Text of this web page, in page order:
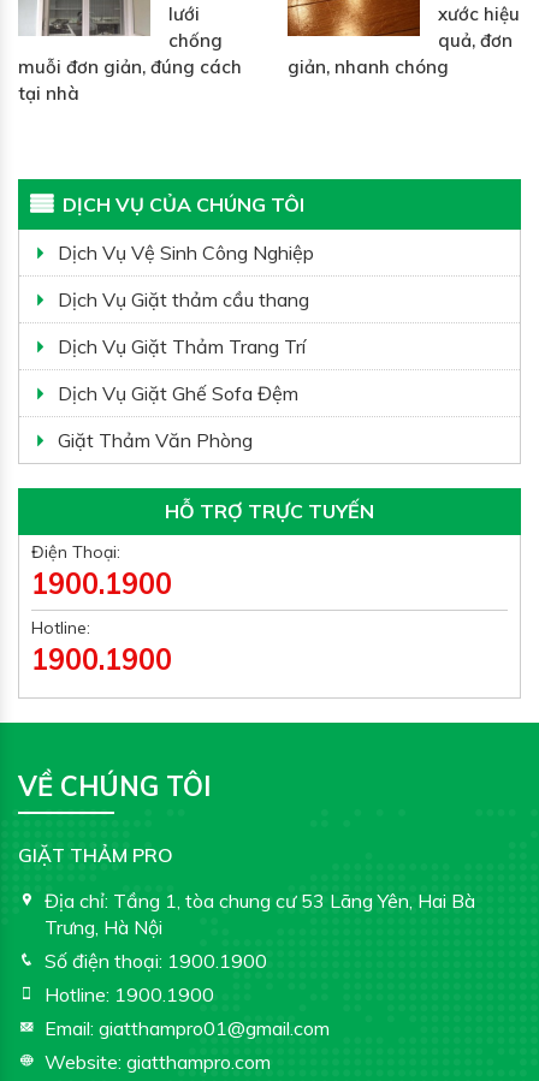
lưới
chống
muỗi đơn giản, đúng cách
tại nhà
xước hiệu
quả, đơn
giản, nhanh chóng
DỊCH VỤ CỦA CHÚNG TÔI
Dịch Vụ Vệ Sinh Công Nghiệp
Dịch Vụ Giặt thảm cầu thang
Dịch Vụ Giặt Thảm Trang Trí
Dịch Vụ Giặt Ghế Sofa Đệm
Giặt Thảm Văn Phòng
HỖ TRỢ TRỰC TUYẾN
Điện Thoại:
1900.1900
Hotline:
1900.1900
VỀ CHÚNG TÔI
GIẶT THẢM PRO
Địa chỉ: Tầng 1, tòa chung cư 53 Lãng Yên, Hai Bà
Trưng, Hà Nội
Số điện thoại: 1900.1900
Hotline: 1900.1900
Email: giatthampro01@gmail.com
Website: giatthampro.com